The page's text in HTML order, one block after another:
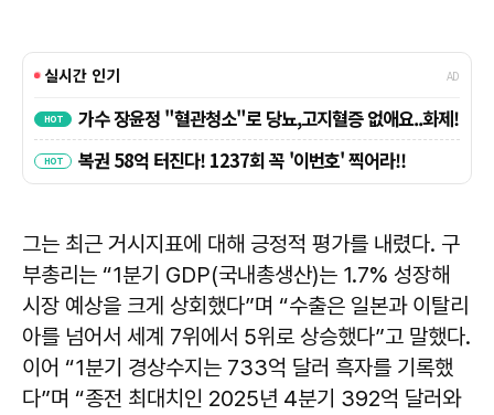
그는 최근 거시지표에 대해 긍정적 평가를 내렸다. 구
부총리는 “1분기 GDP(국내총생산)는 1.7% 성장해
시장 예상을 크게 상회했다”며 “수출은 일본과 이탈리
아를 넘어서 세계 7위에서 5위로 상승했다”고 말했다.
이어 “1분기 경상수지는 733억 달러 흑자를 기록했
다”며 “종전 최대치인 2025년 4분기 392억 달러와